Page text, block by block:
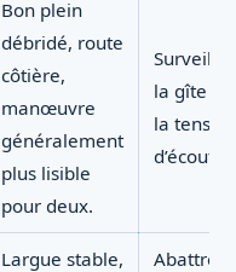
Bon plein
débridé, route
côtière,
manœuvre
généralement
plus lisible
pour deux.
Surveiller
la gîte et
la tension
d’écoute.
Largue stable,
Abattre